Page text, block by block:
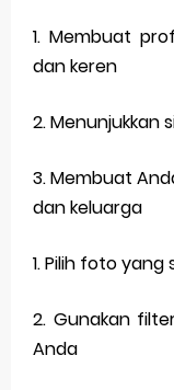
1. Membuat
dan keren
2. Menunjukkan
3. Membuat
dan keluarga
1. Pilih foto
2. Gunakan
Anda